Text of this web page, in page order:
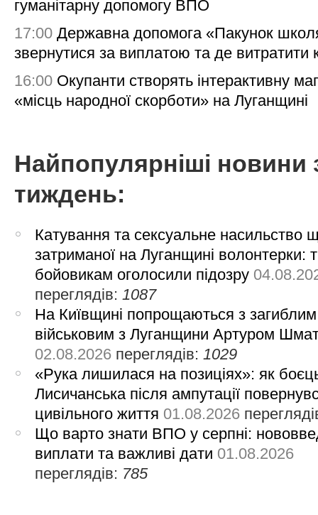
гуманітарну допомогу ВПО
17:00 Державна допомога «Пакунок
звернутися за виплатою та де витратити
16:00 Окупанти створять інтерактивну
«місць народної скорботи» на Луганщині
Найпопулярніші новини
тиждень:
Катування та сексуальне насильство
затриманої на Луганщині волонтерки:
бойовикам оголосили підозру
переглядів:1087
На Київщині попрощаються з загиблим
військовим з Луганщини Артуром
02.08.2026 переглядів:1029
«Рука лишилася на позиціях»: як
Лисичанська після ампутації
цивільного життя 01.08.2026
Що варто знати ВПО у серпні:
виплати та важливі дати 01.08.2026
переглядів: 785